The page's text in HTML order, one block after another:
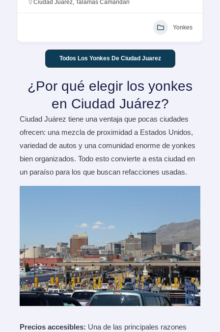
Ciudad Juarez Talamas Camandari
Yonkes
Todos Los Yonkes De Ciudad Juarez
¿Por qué elegir los yonkes
en Ciudad Juárez?
Ciudad Juárez tiene una ventaja que pocas ciudades
ofrecen: una mezcla de proximidad a Estados Unidos,
variedad de autos y una comunidad enorme de yonkes
bien organizados. Todo esto convierte a esta ciudad en
un paraíso para los que buscan refacciones usadas.
Precios accesibles: Una de las principales razones